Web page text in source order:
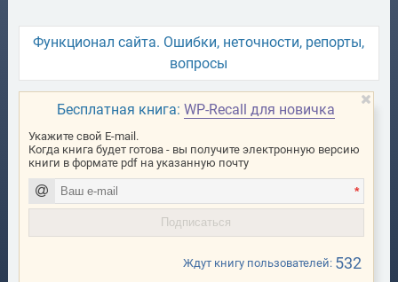
Функционал сайта. Ошибки, неточности, репорты,
вопросы
Бесплатная книга:WP-Recall для новичка
Укажите свой E-mail.
Когда книга будет готова - вы получите электронную версию
книги в формате pdf на указанную почту
*
Ждут книгу пользователей: 532